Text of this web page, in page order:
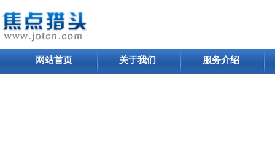
网站首页 关于我们 服务介绍